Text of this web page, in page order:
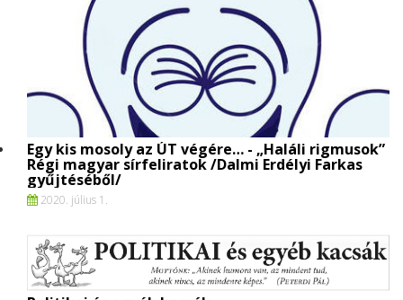
Egy kis mosoly az ÚT végére… - „Haláli rigmusok”
Régi magyar sírfeliratok /Dalmi Erdélyi Farkas
gyűjtéséből/
2020. július 1.